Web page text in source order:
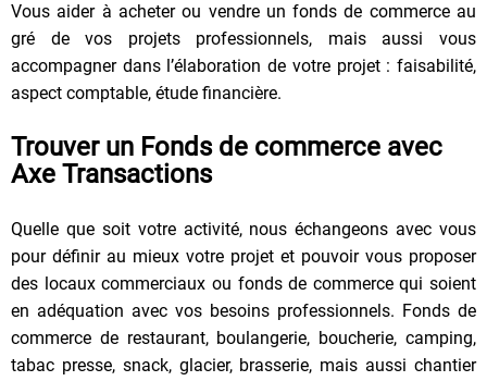
Vous aider à acheter ou vendre un fonds de commerce au
gré de vos projets professionnels, mais aussi vous
accompagner dans l’élaboration de votre projet : faisabilité,
aspect comptable, étude financière.
Trouver un Fonds de commerce avec
Axe Transactions
Quelle que soit votre activité, nous échangeons avec vous
pour définir au mieux votre projet et pouvoir vous proposer
des locaux commerciaux ou fonds de commerce qui soient
en adéquation avec vos besoins professionnels. Fonds de
commerce de restaurant, boulangerie, boucherie, camping,
tabac presse, snack, glacier, brasserie, mais aussi chantier